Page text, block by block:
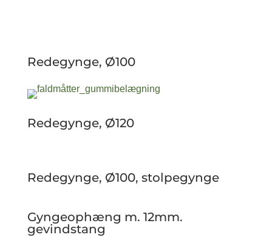
Redegynge, Ø100
Redegynge, Ø120
Redegynge, Ø100, stolpegynge
Gyngeophæng m. 12mm.
gevindstang